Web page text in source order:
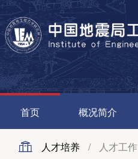
首页 概况简介
人才培养 / 人才工作